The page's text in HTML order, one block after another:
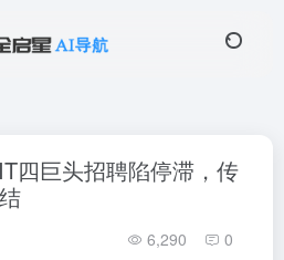
四巨头招聘陷停滞，传
6,290 0